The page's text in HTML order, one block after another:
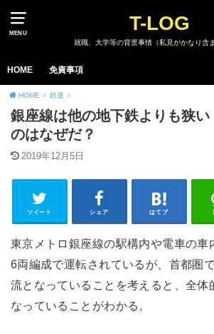
MENU T-LOG
就職、大学等の背景事情（私見がかなり含
HOME 免責事項
HOME 鉄道
銀座線は他の地下鉄よりも狭
のはなぜだ？
2019年12月5日
ツイート シェア はてブ
東京メトロ銀座線の駅構内や電車の車
6両編成で運転されているが、首都圏
流となっていることを考えると、全体
なっていることがわかる。